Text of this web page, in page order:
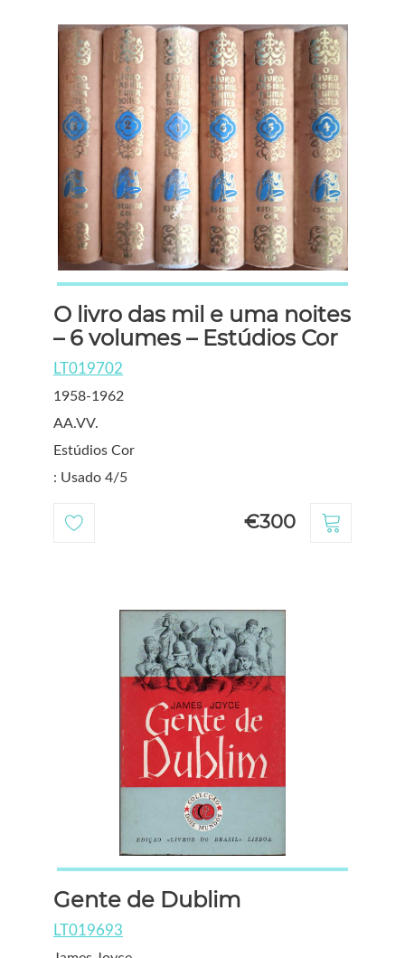
O livro das mil e uma noites
– 6 volumes – Estúdios Cor
LT019702
1958-1962
AA.VV.
Estúdios Cor
: Usado 4/5
€300
Gente de Dublim
LT019693